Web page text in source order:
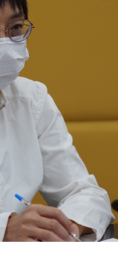
37度以上
美元